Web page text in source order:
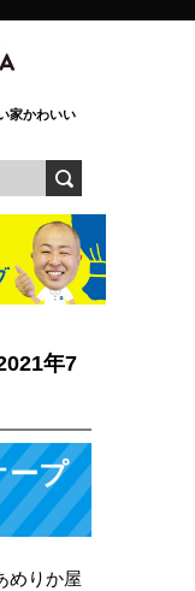
家かわいい
年7
ープ
めりか屋